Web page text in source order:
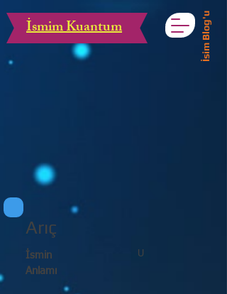
İsmim Kuantum İsim Blog'u
Arıç
U
İsmin
Anlamı